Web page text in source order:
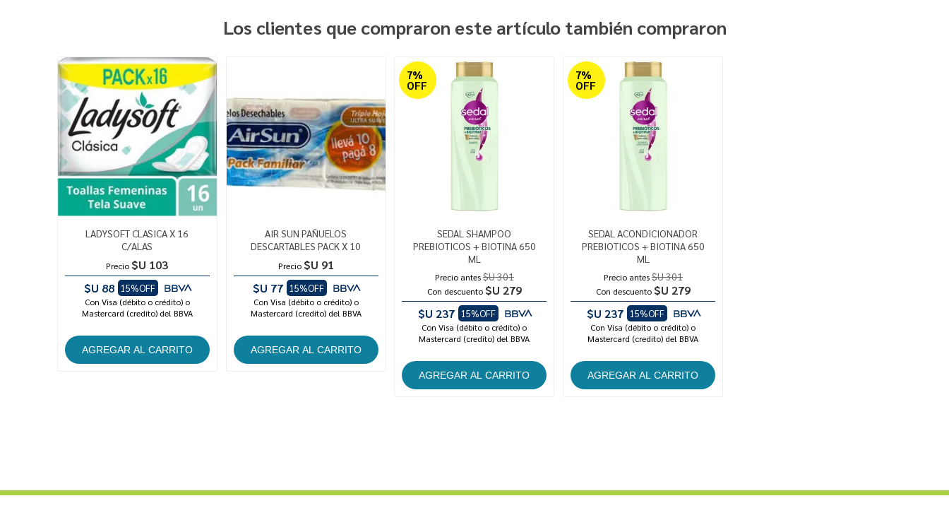
Los clientes que compraron este artículo también compraron
LADYSOFT CLASICA X 16
C/ALAS
Precio $U 103
$U 88
15%OFF
Con Visa (débito o crédito) o
Mastercard (credito) del BBVA
AIR SUN PAÑUELOS
DESCARTABLES PACK X 10
Precio $U 91
$U 77
15%OFF
Con Visa (débito o crédito) o
Mastercard (credito) del BBVA
7%
OFF
SEDAL SHAMPOO
PREBIOTICOS + BIOTINA 650
ML
Precio antes$U 301
Con descuento $U 279
$U 237 15%OFF
Con Visa (débito o crédito) o
Mastercard (credito) del BBVA
7%
OFF
SEDAL ACONDICIONADOR
PREBIOTICOS + BIOTINA 650
ML
Precio antes$U 301
Con descuento $U 279
$U 237 15%OFF
Con Visa (débito o crédito) o
Mastercard (credito) del BBVA